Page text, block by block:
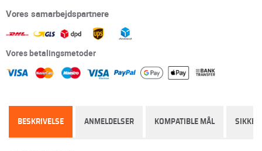
Vores samarbejdspartnere
Vores betalingsmetoder
BESKRIVELSE ANMELDELSER KOMPATIBLE MÅL